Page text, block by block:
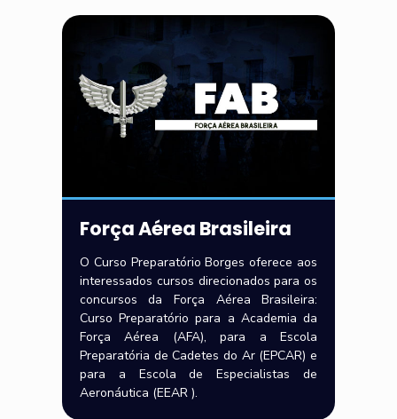
Força Aérea Brasileira
O Curso Preparatório Borges oferece aos
interessados cursos direcionados para os
concursos da Força Aérea Brasileira:
Curso Preparatório para a Academia da
Força Aérea (AFA), para a Escola
Preparatória de Cadetes do Ar (EPCAR) e
para a Escola de Especialistas de
Aeronáutica (EEAR ).